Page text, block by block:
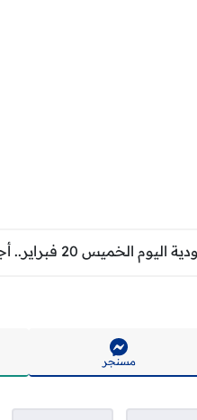
أجواء دافئة نهارًا وباردة ليلًا
مسنجر